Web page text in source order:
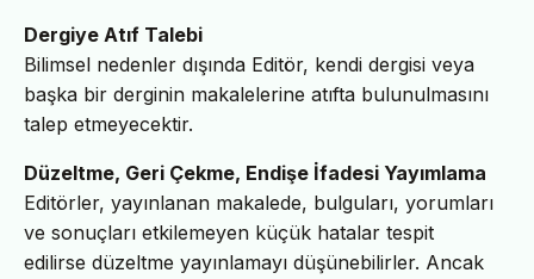
Dergiye Atıf Talebi
Bilimsel nedenler dışında Editör, kendi dergisi veya
başka bir derginin makalelerine atıfta bulunulmasını
talep etmeyecektir.
Düzeltme, Geri Çekme, Endişe İfadesi Yayımlama
Editörler, yayınlanan makalede, bulguları, yorumları
ve sonuçları etkilemeyen küçük hatalar tespit
edilirse düzeltme yayınlamayı düşünebilirler. Ancak